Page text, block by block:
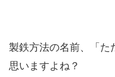
製鉄方法の名前、「た
思いますよね？